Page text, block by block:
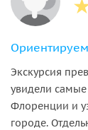
Экскурсия
увидели
Флоренции и
городе.